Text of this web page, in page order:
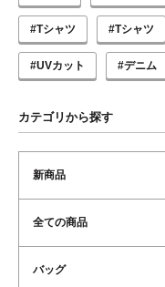
#Tシャツ #Tシャツ
#UVカット #デニム
カテゴリから探す
新商品
全ての商品
バッグ